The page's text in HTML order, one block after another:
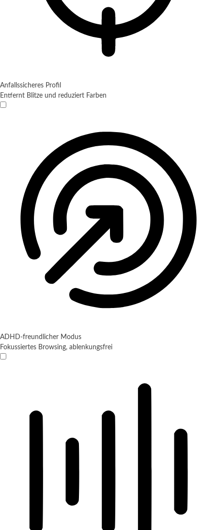
Anfallssicheres Profil
Entfernt Blitze und reduziert Farben
ADHD-freundlicher Modus
Fokussiertes Browsing, ablenkungsfrei